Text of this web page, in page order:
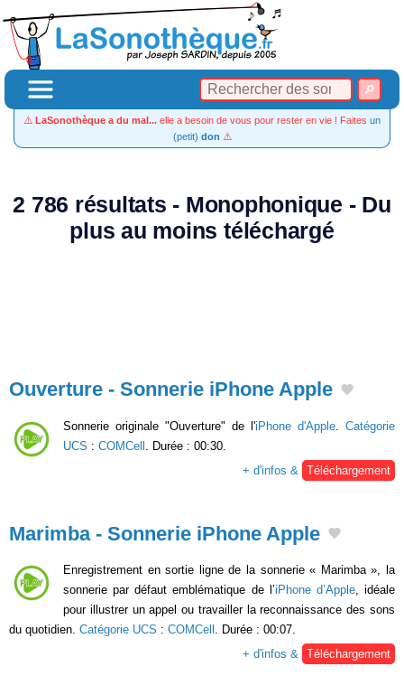
⚠️ LaSonothèque a du mal... elle a besoin de vous pour rester en vie ! Faites un
(petit) don ⚠️
2 786 résultats - Monophonique - Du
plus au moins téléchargé
Ouverture - Sonnerie iPhone Apple
Sonnerie originale "Ouverture" de l'iPhone d'Apple
Catégorie
UCS : COMCell . Durée : 00:30.
+ d'infos &
Téléchargement
Marimba - Sonnerie iPhone Apple
Enregistrement en sortie ligne de la sonnerie « Marimba », la
sonnerie par défaut emblématique de l’iPhone d’Apple, idéale
pour illustrer un appel ou travailler la reconnaissance des sons
du quotidien. Catégorie UCS : COMCell . Durée : 00:07.
+ d'infos & Téléchargement